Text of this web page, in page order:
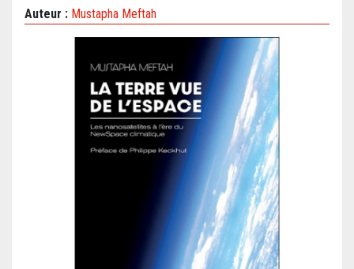
Auteur : Mustapha Meftah